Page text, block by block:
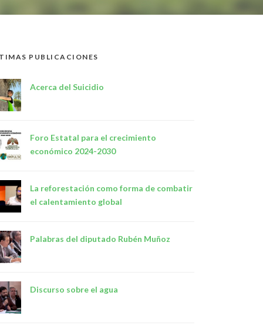
PUBLICACIONES
Acerca del Suicidio
Foro Estatal para el crecimiento
económico 2024-2030
La reforestación como forma de combatir
el calentamiento global
Palabras del diputado Rubén Muñoz
Discurso sobre el agua